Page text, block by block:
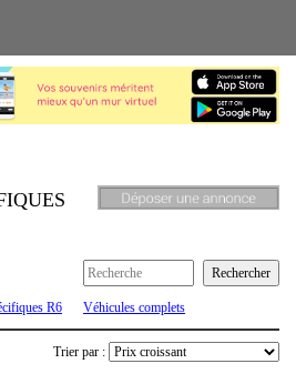
R6 Véhicules complets
Trier par :